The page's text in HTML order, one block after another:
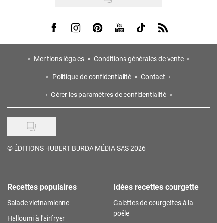
Visit us on Facebook
Visit us on Instagram
Visit us on Pinterest
Visit us on Youtube
Visit us on Tiktok
Visit us on Rss
Mentions légales
Conditions générales de vente
Politique de confidentialité
Contact
Gérer les paramètres de confidentialité
© ÉDITIONS HUBERT BURDA MÉDIA SAS 2026
Recettes populaires
Salade vietnamienne
Halloumi à l'airfryer
Idées recettes courgette
Galettes de courgettes à la
poêle